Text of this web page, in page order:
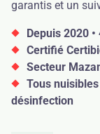
garantis et un
Depuis 2020
Certifié
Secteur
Tous
désinfection